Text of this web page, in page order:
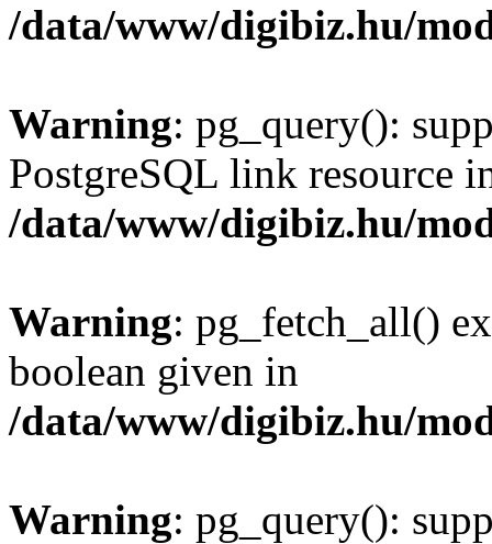
/data/www/digibiz.hu/
Warning: pg_query():
PostgreSQL link resource
/data/www/digibiz.hu/
Warning: pg_fetch_all()
boolean given in
/data/www/digibiz.hu/
Warning: pg_query():